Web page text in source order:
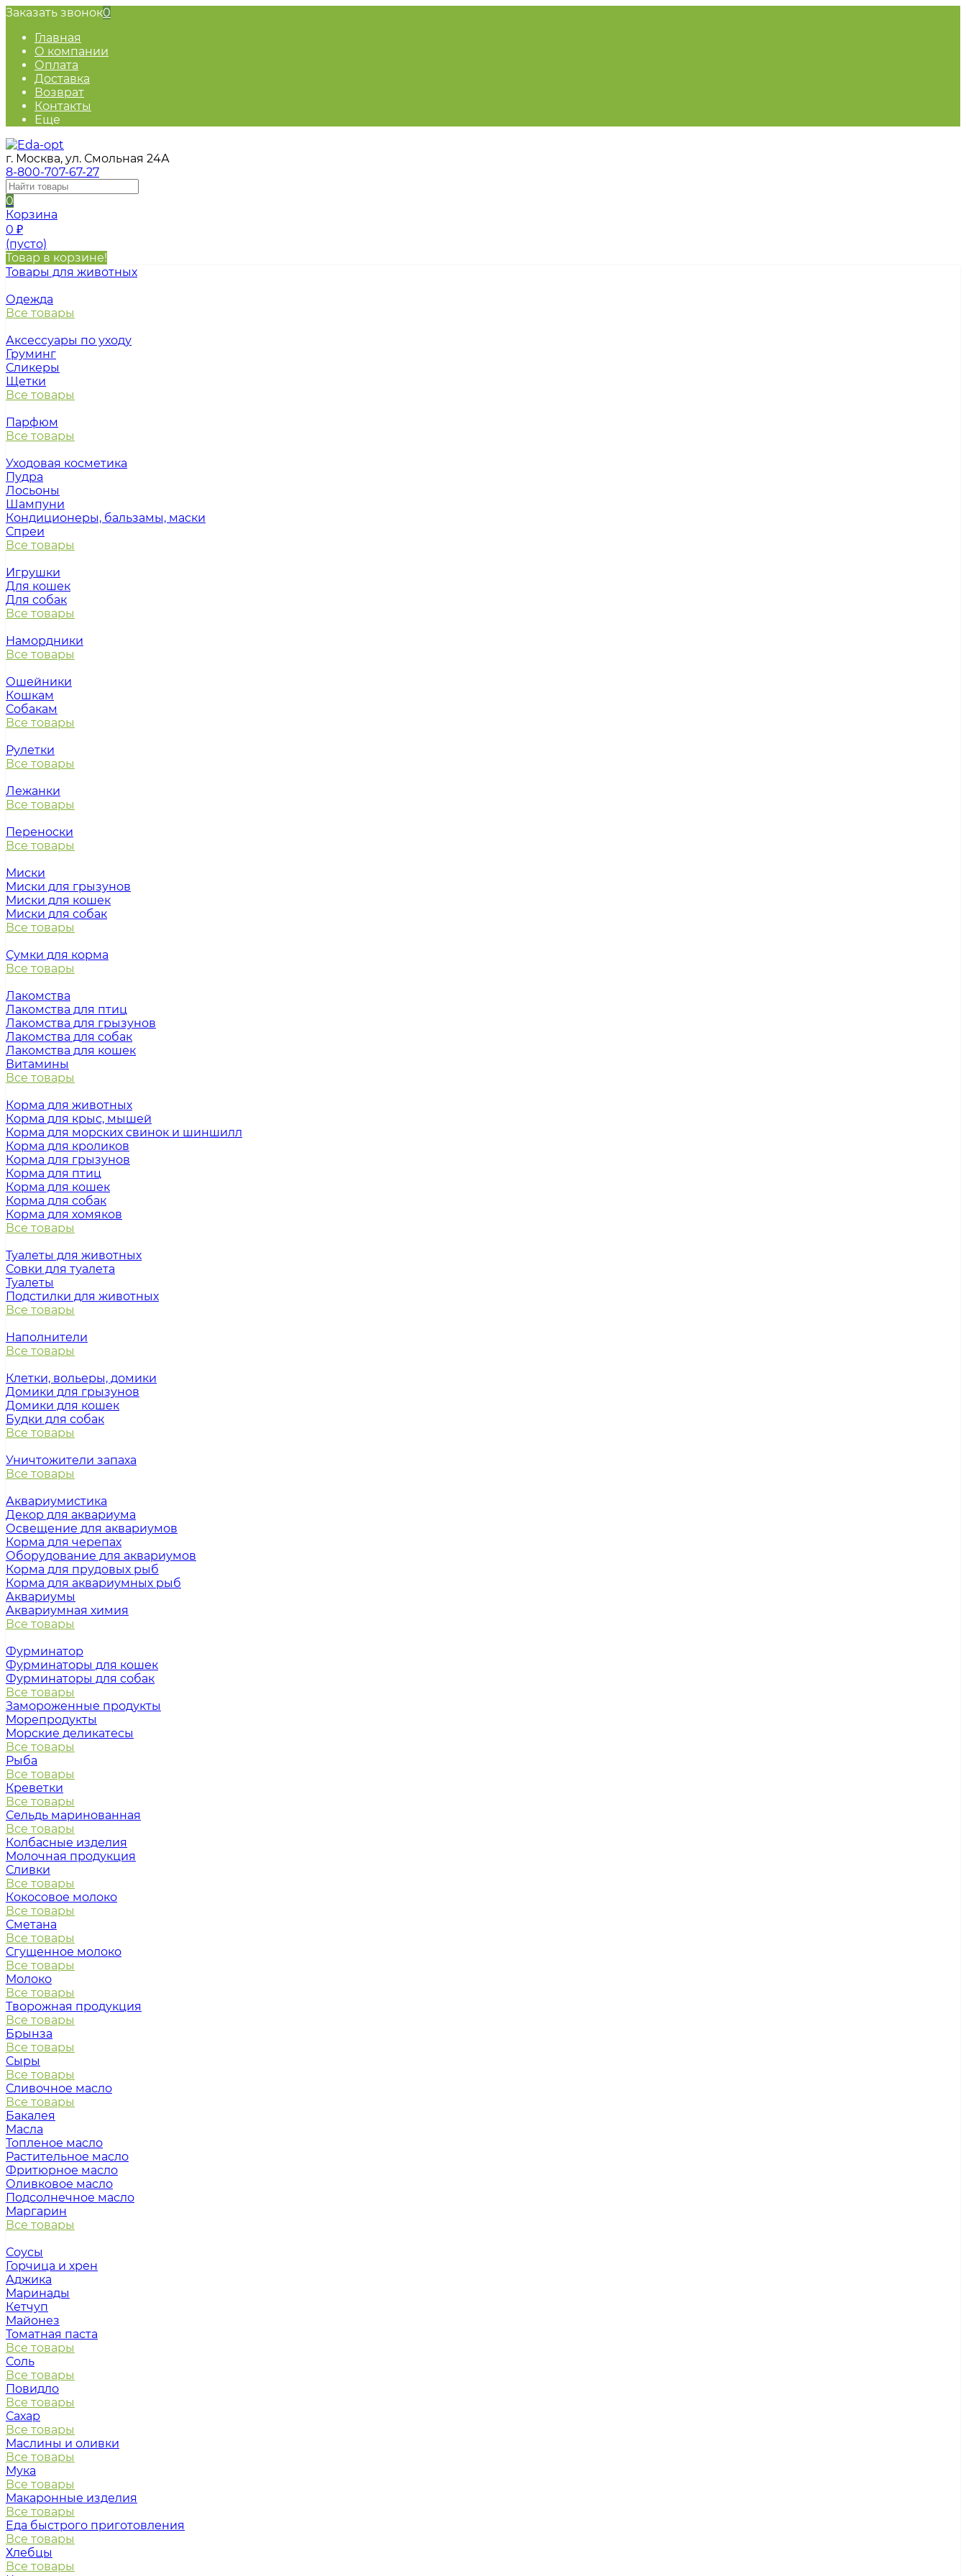
Заказать звонок0
Главная
О компании
Оплата
Доставка
Возврат
Контакты
Еще
г. Москва, ул. Смольная 24А
8-800-707-67-27
0
Корзина
0 ₽
(пусто)
Товар в корзине!
Товары для животных
Одежда
Все товары
Аксессуары по уходу
Груминг
Сликеры
Щетки
Все товары
Парфюм
Все товары
Уходовая косметика
Пудра
Лосьоны
Шампуни
Кондиционеры, бальзамы, маски
Спреи
Все товары
Игрушки
Для кошек
Для собак
Все товары
Намордники
Все товары
Ошейники
Кошкам
Собакам
Все товары
Рулетки
Все товары
Лежанки
Все товары
Переноски
Все товары
Миски
Миски для грызунов
Миски для кошек
Миски для собак
Все товары
Сумки для корма
Все товары
Лакомства
Лакомства для птиц
Лакомства для грызунов
Лакомства для собак
Лакомства для кошек
Витамины
Все товары
Корма для животных
Корма для крыс, мышей
Корма для морских свинок и шиншилл
Корма для кроликов
Корма для грызунов
Корма для птиц
Корма для кошек
Корма для собак
Корма для хомяков
Все товары
Туалеты для животных
Совки для туалета
Туалеты
Подстилки для животных
Все товары
Наполнители
Все товары
Клетки, вольеры, домики
Домики для грызунов
Домики для кошек
Будки для собак
Все товары
Уничтожители запаха
Все товары
Аквариумистика
Декор для аквариума
Освещение для аквариумов
Корма для черепах
Оборудование для аквариумов
Корма для прудовых рыб
Корма для аквариумных рыб
Аквариумы
Аквариумная химия
Все товары
Фурминатор
Фурминаторы для кошек
Фурминаторы для собак
Все товары
Замороженные продукты
Морепродукты
Морские деликатесы
Все товары
Рыба
Все товары
Креветки
Все товары
Сельдь маринованная
Все товары
Колбасные изделия
Молочная продукция
Сливки
Все товары
Кокосовое молоко
Все товары
Сметана
Все товары
Сгущенное молоко
Все товары
Молоко
Все товары
Творожная продукция
Все товары
Брынза
Все товары
Сыры
Все товары
Сливочное масло
Все товары
Бакалея
Масла
Топленое масло
Растительное масло
Фритюрное масло
Оливковое масло
Подсолнечное масло
Маргарин
Все товары
Соусы
Горчица и хрен
Аджика
Маринады
Кетчуп
Майонез
Томатная паста
Все товары
Соль
Все товары
Повидло
Все товары
Сахар
Все товары
Маслины и оливки
Все товары
Мука
Все товары
Макаронные изделия
Все товары
Еда быстрого приготовления
Все товары
Хлебцы
Все товары